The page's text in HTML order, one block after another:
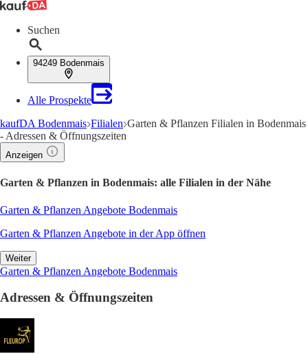
Suchen
94249 Bodenmais
Alle Prospekte
kaufDA Bodenmais Filialen Garten & Pflanzen Filialen in Bodenmais
- Adressen & Öffnungszeiten
Anzeigen
Garten & Pflanzen in Bodenmais: alle Filialen in der Nähe
Garten & Pflanzen Angebote Bodenmais
Garten & Pflanzen Angebote in der App öffnen
Weiter
Garten & Pflanzen Angebote Bodenmais
Adressen & Öffnungszeiten